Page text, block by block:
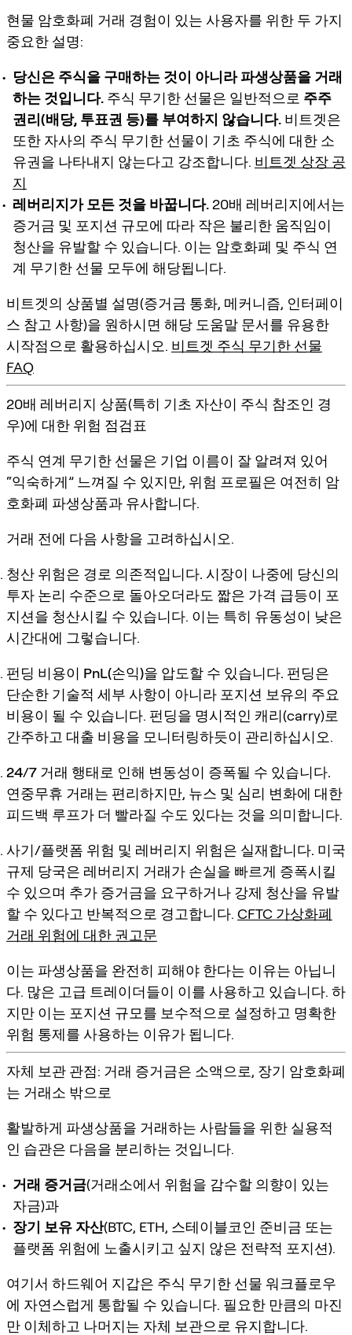
현물 암호화폐 거래 경험이 있는 사용자를 위한 두 가지
중요한 설명:
당신은 주식을 구매하는 것이 아니라 파생상품을 거래
하는 것입니다. 주식 무기한 선물은 일반적으로 주주
권리(배당, 투표권 등)를 부여하지 않습니다. 비트겟은
또한 자사의 주식 무기한 선물이 기초 주식에 대한 소
유권을 나타내지 않는다고 강조합니다. 비트겟 상장 공
지
레버리지가 모든 것을 바꿉니다. 20배 레버리지에서는
증거금 및 포지션 규모에 따라 작은 불리한 움직임이
청산을 유발할 수 있습니다. 이는 암호화폐 및 주식 연
계 무기한 선물 모두에 해당됩니다.
비트겟의 상품별 설명(증거금 통화, 메커니즘, 인터페이
스 참고 사항)을 원하시면 해당 도움말 문서를 유용한
시작점으로 활용하십시오. 비트겟 주식 무기한 선물
FAQ
20배 레버리지 상품(특히 기초 자산이 주식 참조인 경
우)에 대한 위험 점검표
주식 연계 무기한 선물은 기업 이름이 잘 알려져 있어
“익숙하게” 느껴질 수 있지만, 위험 프로필은 여전히 암
호화폐 파생상품과 유사합니다.
거래 전에 다음 사항을 고려하십시오.
청산 위험은 경로 의존적입니다. 시장이 나중에 당신의
투자 논리 수준으로 돌아오더라도 짧은 가격 급등이 포
지션을 청산시킬 수 있습니다. 이는 특히 유동성이 낮은
시간대에 그렇습니다.
펀딩 비용이 PnL(손익)을 압도할 수 있습니다. 펀딩은
단순한 기술적 세부 사항이 아니라 포지션 보유의 주요
비용이 될 수 있습니다. 펀딩을 명시적인 캐리(carry)로
간주하고 대출 비용을 모니터링하듯이 관리하십시오.
24/7 거래 행태로 인해 변동성이 증폭될 수 있습니다.
연중무휴 거래는 편리하지만, 뉴스 및 심리 변화에 대한
피드백 루프가 더 빨라질 수도 있다는 것을 의미합니다.
사기/플랫폼 위험 및 레버리지 위험은 실재합니다. 미국
규제 당국은 레버리지 거래가 손실을 빠르게 증폭시킬
수 있으며 추가 증거금을 요구하거나 강제 청산을 유발
할 수 있다고 반복적으로 경고합니다. CFTC 가상화폐
거래 위험에 대한 권고문
이는 파생상품을 완전히 피해야 한다는 이유는 아닙니
다. 많은 고급 트레이더들이 이를 사용하고 있습니다. 하
지만 이는 포지션 규모를 보수적으로 설정하고 명확한
위험 통제를 사용하는 이유가 됩니다.
자체 보관 관점: 거래 증거금은 소액으로, 장기 암호화폐
는 거래소 밖으로
활발하게 파생상품을 거래하는 사람들을 위한 실용적
인 습관은 다음을 분리하는 것입니다.
거래 증거금(거래소에서 위험을 감수할 의향이 있는
자금)과
장기 보유 자산(BTC, ETH, 스테이블코인 준비금 또는
플랫폼 위험에 노출시키고 싶지 않은 전략적 포지션).
여기서 하드웨어 지갑은 주식 무기한 선물 워크플로우
에 자연스럽게 통합될 수 있습니다. 필요한 만큼의 마진
만 이체하고 나머지는 자체 보관으로 유지합니다.